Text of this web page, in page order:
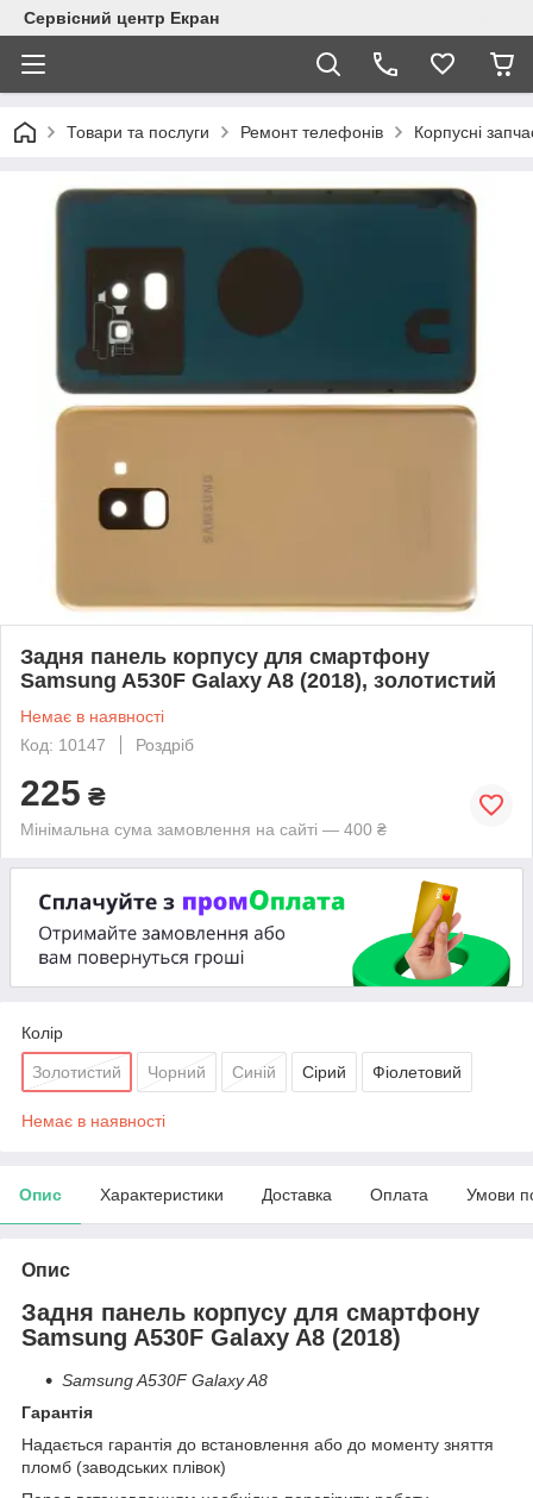
Сервісний центр Екран
Товари та послуги Ремонт телефонів Корпусні
Задня панель корпусу для смартфону
Samsung A530F Galaxy A8 (2018), золотистий
Немає в наявності
Код: 10147
Роздріб
225 ₴
Мінімальна сума замовлення на сайті — 400 ₴
Колір
Золотистий Чорний Синій Сірий Фіолетовий
Немає в наявності
Опис Характеристики Доставка Оплата Умови
Опис
Задня панель корпусу для смартфону
Samsung A530F Galaxy A8 (2018)
Samsung A530F Galaxy A8
Гарантія
Надається гарантія до встановлення або до моменту зняття
пломб (заводських плівок)